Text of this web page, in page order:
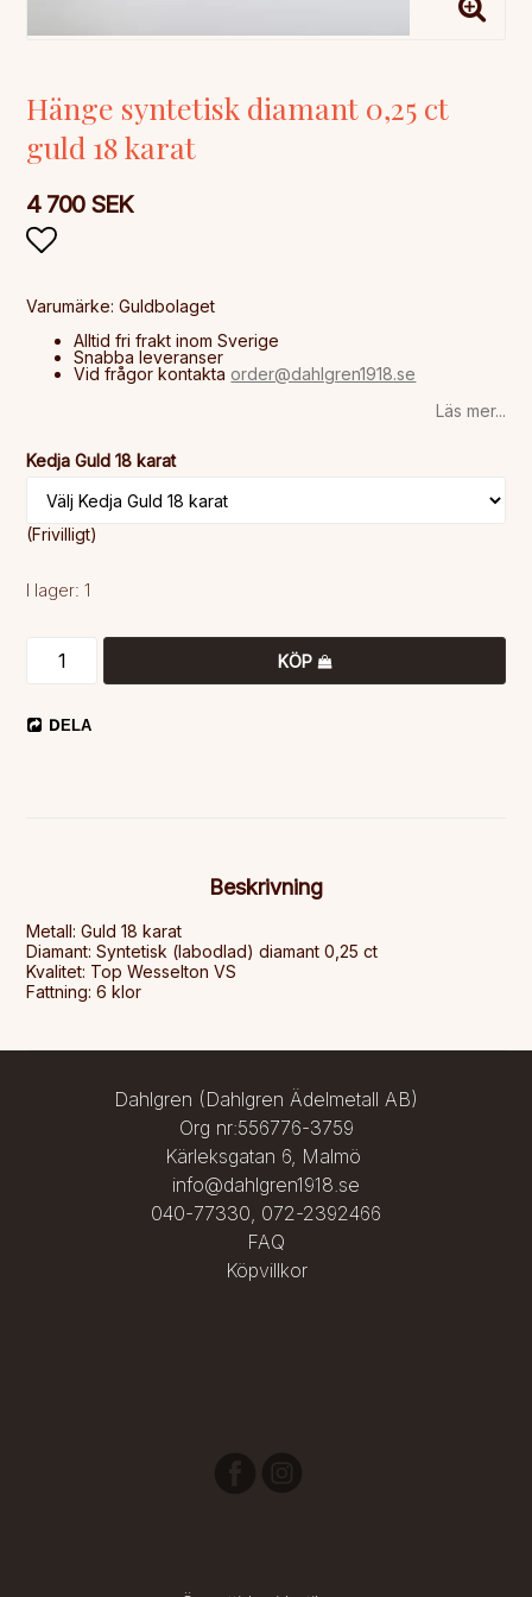
Hänge syntetisk diamant 0,25 ct
guld 18 karat
4 700 SEK
Alltid fri frakt inom Sverige
Snabba leveranser
Vid frågor kontaktaorder@dahlgren1918.se
Läs mer...
Kedja Guld 18 karat
(Frivilligt)
I lager: 1
KÖP
DELA
Beskrivning
Metall: Guld 18 karat
Diamant: Syntetisk (labodlad) diamant 0,25 ct
Kvalitet: Top Wesselton VS
Fattning: 6 klor
Dahlgren (Dahlgren Ädelmetall AB)
Org nr:556776-3759
Kärleksgatan 6, Malmö
info@dahlgren1918.se
040-77330, 072-2392466
FAQ
Köpvillkor